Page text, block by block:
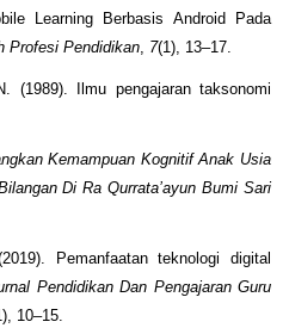
Learning Berbasis Android Pada
Profesi Pendidikan 7(1), 13–17.
(1989). Ilmu pengajaran taksonomi
Kemampuan Kognitif Anak Usia
Di Ra Qurrata’ayun Bumi Sari
Pemanfaatan teknologi digital
Pendidikan Dan Pengajaran Guru
10–15.